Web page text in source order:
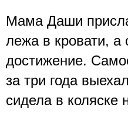
Мама Даши
лежа в кровати,
достижение.
за три года
сидела в коляске